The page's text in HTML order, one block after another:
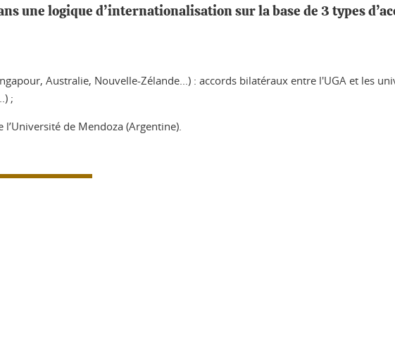
une logique d’internationalisation sur la base de 3 types
Australie, Nouvelle-Zélande...) : accords bilatéraux entre l'UGA et les
;
de Mendoza (Argentine).